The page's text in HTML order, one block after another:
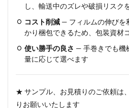
し、輸送中のズレや破損リスク
コスト削減 — フィルムの伸びを
かり梱包できるため、包装資材
使い勝手の良さ — 手巻きでも機
量に応じて選べます
★ サンプル、お見積りのご依頼は、
りお願いいたします